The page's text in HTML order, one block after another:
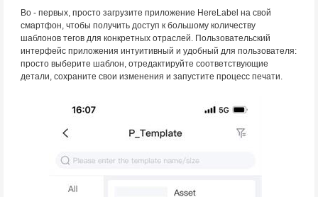
Во - первых, просто загрузите приложение HereLabel на свой
смартфон, чтобы получить доступ к большому количеству
шаблонов тегов для конкретных отраслей. Пользовательский
интерфейс приложения интуитивный и удобный для пользователя:
просто выберите шаблон, отредактируйте соответствующие
детали, сохраните свои изменения и запустите процесс печати.